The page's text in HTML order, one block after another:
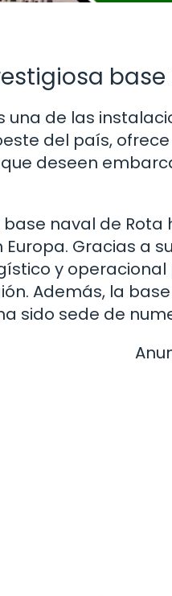
una de las
del país,
deseen
naval de
Europa. Gracias a
y
Además, la
sido sede de